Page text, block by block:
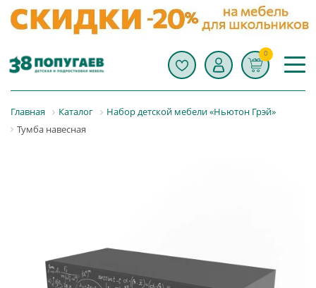
0
Главная Каталог
Набор детской мебели «Ньютон Грэй»
Тумба навесная